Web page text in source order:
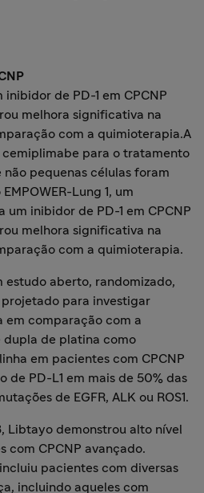
inibidor de PD-1 em CPCNP
melhora significativa na
com a quimioterapia.A
para o tratamento
pequenas células foram
Lung 1, um
um inibidor de PD-1 em CPCNP
melhora significativa na
com a quimioterapia.
estudo aberto, randomizado,
para investigar
em comparação com a
dupla de platina como
em pacientes com CPCNP
de PD-L1 em mais de 50% das
de EGFR, ALK ou ROS1.
Libtayo demonstrou alto nível
com CPCNP avançado.
pacientes com diversas
incluindo aqueles com